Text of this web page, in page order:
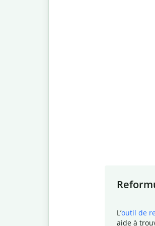
L ’outil de
aide à